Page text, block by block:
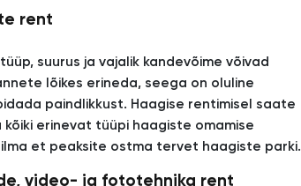
rent
suurus ja vajalik kandevõime võivad
lõikes erineda, seega on oluline
paindlikkust. Haagise rentimisel saate
kõiki erinevat tüüpi haagiste omamise
ilma et peaksite ostma tervet haagiste parki.
video- ja fototehnika rent